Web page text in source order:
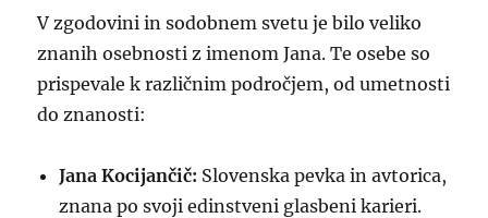
V zgodovini in sodobnem svetu je bilo veliko
znanih osebnosti z imenom Jana. Te osebe so
prispevale k različnim področjem, od umetnosti
do znanosti:
Jana Kocijančič: Slovenska pevka in avtorica,
znana po svoji edinstveni glasbeni karieri.